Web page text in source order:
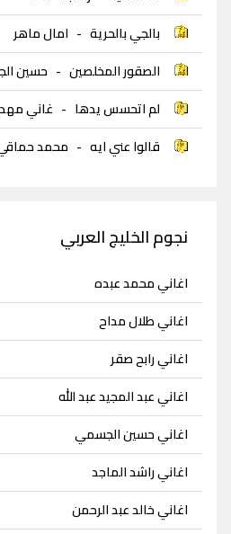
بالجي بالحرية - امال ماهر
الصقور المخلصين - حسين
لم اتحسس يدها - غاني
قالوا عني ايه - محمد
نجوم الخليج العربي
اغاني محمد عبده
اغاني طلال مداح
اغاني رابح صقر
اغاني عبد المجيد عبد الله
اغاني حسين الجسمي
اغاني راشد الماجد
اغاني خالد عبد الرحمن